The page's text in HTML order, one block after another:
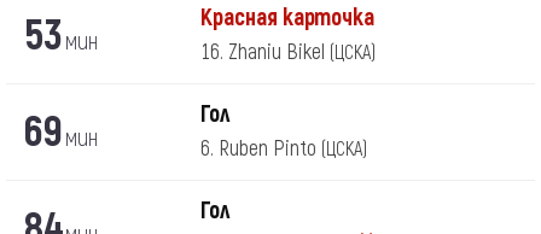
53мин
Красная карточка
16. Zhaniu Bikel (ЦСКА)
69мин
Гол
6. Ruben Pinto (ЦСКА)
Гол